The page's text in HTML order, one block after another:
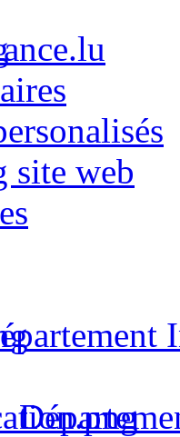
site web